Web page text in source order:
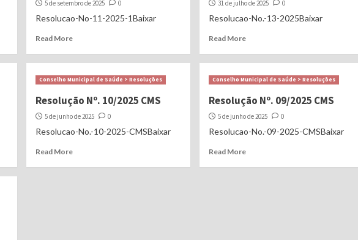
5 de setembro de 2025 0
Resolucao-No-11-2025-1Baixar
Read More
31 de julho de 2025 0
Resolucao-No.-13-2025Baixar
Read More
Conselho Municipal de Saúde > Resoluções
Resolução Nº. 10/2025 CMS
5 de junho de 2025 0
Resolucao-No.-10-2025-CMSBaixar
Read More
Conselho Municipal de Saúde > Resoluções
Resolução Nº. 09/2025 CMS
5 de junho de 2025 0
Resolucao-No.-09-2025-CMSBaixar
Read More